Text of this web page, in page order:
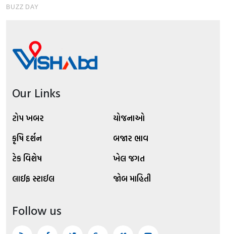
Our Links
ટોપ ખબર
યોજનાઓ
કૃષિ દર્શન
બજાર ભાવ
ટેક વિશેષ
ખેલ જગત
લાઈફ સ્ટાઈલ
જોબ માહિતી
Follow us